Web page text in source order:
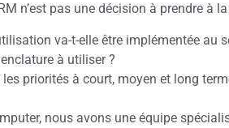
n’est pas une décision à prendre à
va-t-elle être implémentée au
à utiliser ?
priorités à court, moyen et long
nous avons une équipe